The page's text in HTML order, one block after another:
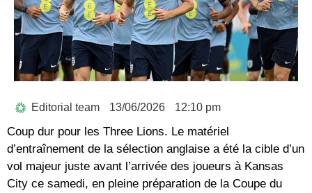
Editorial team 13/06/2026 12:10 pm
Coup dur pour les Three Lions. Le matériel
d’entraînement de la sélection anglaise a été la cible d’un
vol majeur juste avant l’arrivée des joueurs à Kansas
City ce samedi, en pleine préparation de la Coupe du